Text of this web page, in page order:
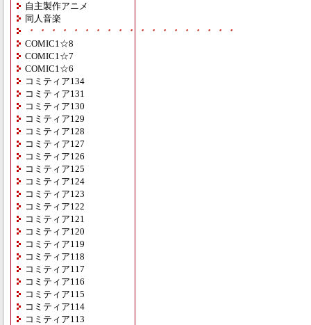
自主製作アニメ
同人音楽
・・・・・・・・・・・・・・・・・・・
COMIC1☆8
COMIC1☆7
COMIC1☆6
コミティア134
コミティア131
コミティア130
コミティア129
コミティア128
コミティア127
コミティア126
コミティア125
コミティア124
コミティア123
コミティア122
コミティア121
コミティア120
コミティア119
コミティア118
コミティア117
コミティア116
コミティア115
コミティア114
コミティア113